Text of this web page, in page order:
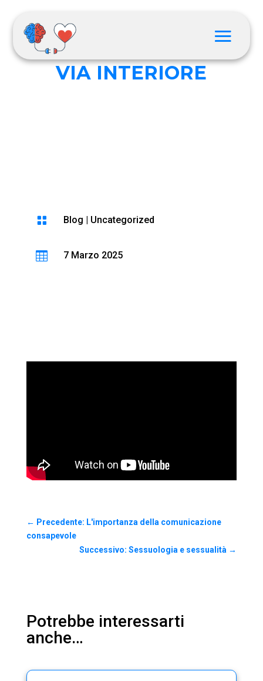
LA RICERCA DELLA
VIA INTERIORE
 Blog | Uncategorized
 7 Marzo 2025
← Precedente: L'importanza della comunicazione
consapevole
Successivo: Sessuologia e sessualità →
Potrebbe interessarti
anche…